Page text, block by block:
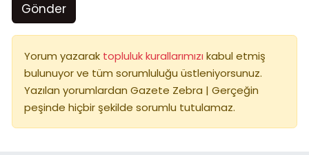
Gönder
Yorum yazarak topluluk kurallarımızı kabul etmiş
bulunuyor ve tüm sorumluluğu üstleniyorsunuz.
Yazılan yorumlardan Gazete Zebra | Gerçeğin
peşinde hiçbir şekilde sorumlu tutulamaz.